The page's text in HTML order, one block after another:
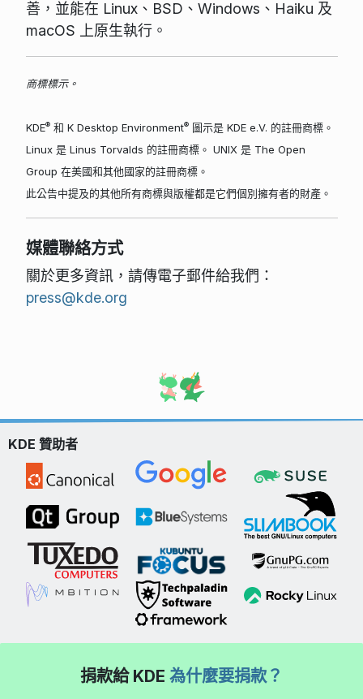
善，並能在 Linux、BSD、Windows、Haiku 及
macOS 上原生執行。
商標標示。
KDE®和 K Desktop Environment®圖示是 KDE e.V. 的註冊商標。
Linux 是 Linus Torvalds 的註冊商標。 UNIX 是 The Open
Group 在美國和其他國家的註冊商標。
此公告中提及的其他所有商標與版權都是它們個別擁有者的財產。
媒體聯絡方式
關於更多資訊，請傳電子郵件給我們：
press@kde.org
KDE 贊助者
捐款給 KDE 為什麼要捐款？